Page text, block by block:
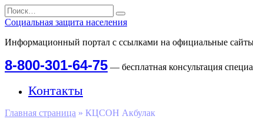
Перейти
к
содержанию
Search
for:
Социальная защита населения
Информационный портал с ссылками на официальные
8-800-301-64-75 — бесплатная консультация
Контакты
Главная страница » КЦСОН Акбулак